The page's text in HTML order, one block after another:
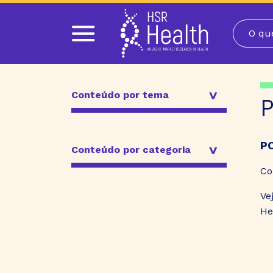
Pular
Conteúdo por tema
Conteúdo por categoria